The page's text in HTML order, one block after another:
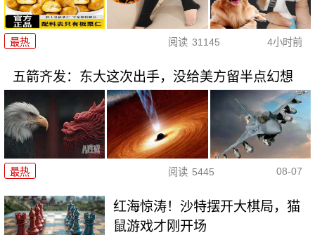
最热 阅读 31145 4小时前
五箭齐发：东大这次出手，没给美方留半点幻想
最热 阅读 5445 08-07
红海惊涛！沙特摆开大棋局，猫
鼠游戏才刚开场